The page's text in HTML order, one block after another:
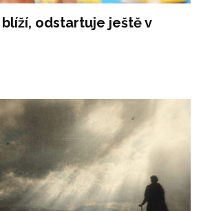
odstartuje ještě v